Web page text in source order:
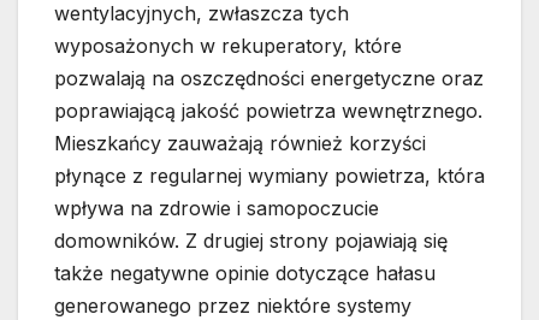
wentylacyjnych, zwłaszcza tych
wyposażonych w rekuperatory, które
pozwalają na oszczędności energetyczne oraz
poprawiającą jakość powietrza wewnętrznego.
Mieszkańcy zauważają również korzyści
płynące z regularnej wymiany powietrza, która
wpływa na zdrowie i samopoczucie
domowników. Z drugiej strony pojawiają się
także negatywne opinie dotyczące hałasu
generowanego przez niektóre systemy